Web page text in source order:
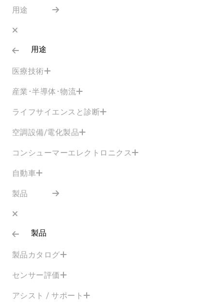
用途
用途
医療技術
産業･半導体･物流
ライフサイエンスと診断
空調設備/電化製品
コンシューマーエレクトロニクス
自動車
製品
製品
製品カタログ
センサー評価
アシスト / サポート